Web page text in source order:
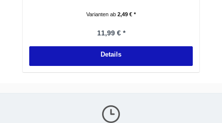
Varianten ab 2,49 € *
Regulärer Preis:
11,99 € *
Details